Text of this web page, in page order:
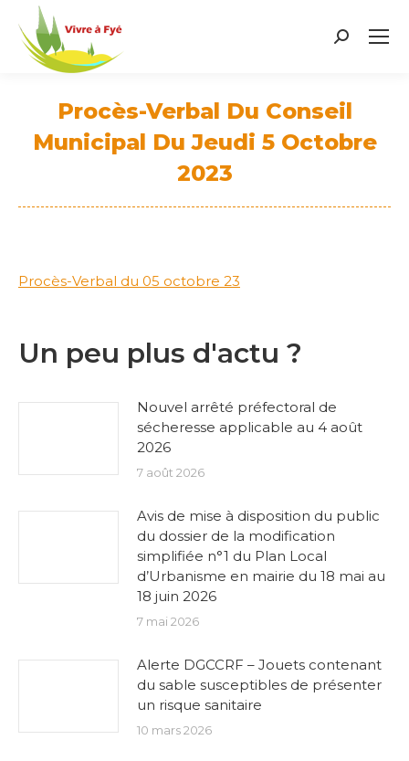
Search:
Procès-Verbal Du Conseil
Municipal Du Jeudi 5 Octobre
2023
Procès-Verbal du 05 octobre 23
Un peu plus d'actu ?
Nouvel arrêté préfectoral de
sécheresse applicable au 4 août
2026
7 août 2026
Avis de mise à disposition du public
du dossier de la modification
simplifiée n°1 du Plan Local
d’Urbanisme en mairie du 18 mai au
18 juin 2026
7 mai 2026
Alerte DGCCRF – Jouets contenant
du sable susceptibles de présenter
un risque sanitaire
10 mars 2026